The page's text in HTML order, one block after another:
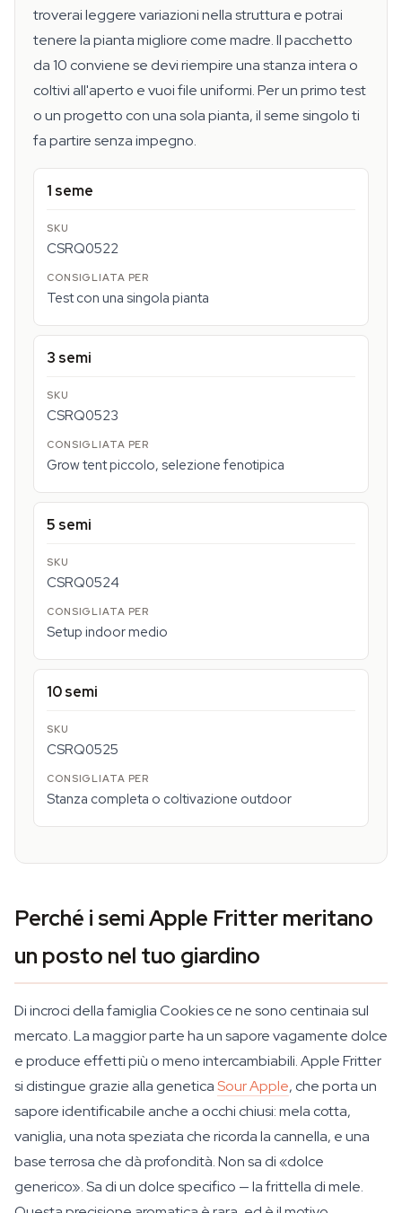
troverai leggere variazioni nella struttura e potrai
tenere la pianta migliore come madre. Il pacchetto
da 10 conviene se devi riempire una stanza intera o
coltivi all'aperto e vuoi file uniformi. Per un primo test
o un progetto con una sola pianta, il seme singolo ti
fa partire senza impegno.
1 seme
CSRQ0522
Test con una singola pianta
3 semi
CSRQ0523
Grow tent piccolo, selezione fenotipica
5 semi
CSRQ0524
Setup indoor medio
10 semi
CSRQ0525
Stanza completa o coltivazione outdoor
Perché i semi Apple Fritter meritano
un posto nel tuo giardino
Di incroci della famiglia Cookies ce ne sono centinaia sul
mercato. La maggior parte ha un sapore vagamente dolce
e produce effetti più o meno intercambiabili. Apple Fritter
si distingue grazie alla geneticaSour Apple, che porta un
sapore identificabile anche a occhi chiusi: mela cotta,
vaniglia, una nota speziata che ricorda la cannella, e una
base terrosa che dà profondità. Non sa di «dolce
generico». Sa di un dolce specifico — la frittella di mele.